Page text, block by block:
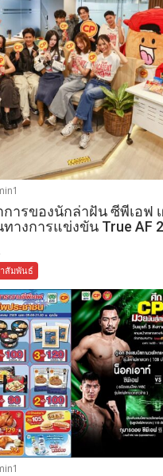
ารของนักล่าฝัน ซีพีเอฟ
างการแข่งขัน True AF
สัมพันธ์